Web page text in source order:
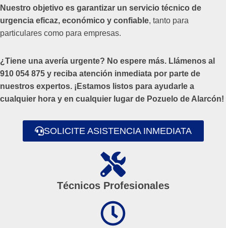
Nuestro objetivo es garantizar un servicio técnico de
urgencia eficaz, económico y confiable, tanto para
particulares como para empresas.
¿Tiene una avería urgente? No espere más. Llámenos al
910 054 875 y reciba atención inmediata por parte de
nuestros expertos. ¡Estamos listos para ayudarle a
cualquier hora y en cualquier lugar de Pozuelo de Alarcón!
SOLICITE ASISTENCIA INMEDIATA
Técnicos Profesionales